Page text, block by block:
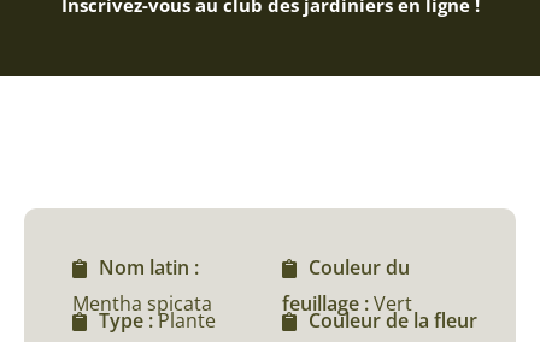
Nom latin :
Mentha spicata
Type :Plante
Couleur du
feuillage :Vert
Couleur de la fleur